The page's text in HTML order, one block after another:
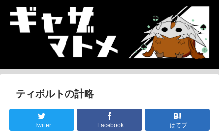
ティボルトの計略
Twitter Facebook はてブ